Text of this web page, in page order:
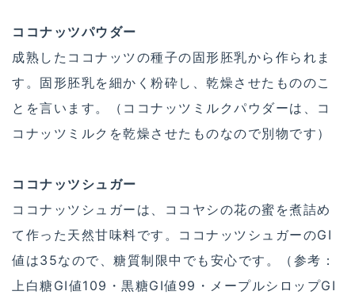
ココナッツパウダー
成熟したココナッツの種子の固形胚乳から作られま
す。固形胚乳を細かく粉砕し、乾燥させたもののこ
とを言います。（ココナッツミルクパウダーは、コ
コナッツミルクを乾燥させたものなので別物です）
ココナッツシュガー
ココナッツシュガーは、ココヤシの花の蜜を煮詰め
て作った天然甘味料です。ココナッツシュガーのGI
値は35なので、糖質制限中でも安心です。（参考：
上白糖GI値109・黒糖GI値99・メープルシロップGI